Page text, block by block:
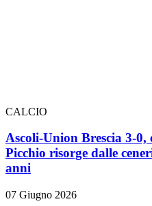
CALCIO
Ascoli-Union Brescia 3-
Picchio risorge dalle
anni
07 Giugno 2026